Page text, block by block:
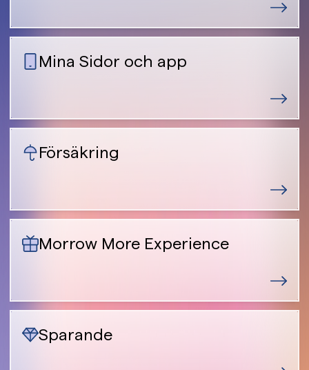
Mina Sidor och app
Försäkring
Morrow More Experience
Sparande